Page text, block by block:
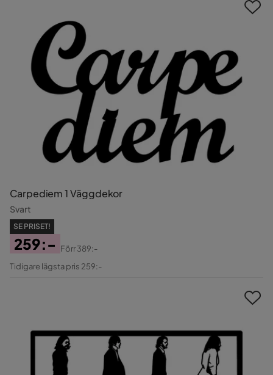
Carpediem 1 Väggdekor
Svart
SE PRISET!
Pris
259:-
Original
Förr389:-
Tidigare lägsta pris 259:-